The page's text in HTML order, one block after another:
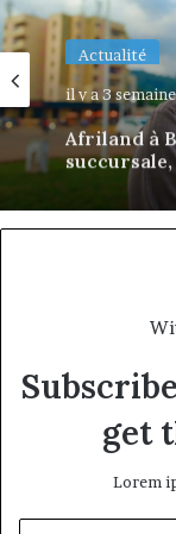
Actualité
il y a 3
Afriland à
succursale,
corridor
get
Lorem